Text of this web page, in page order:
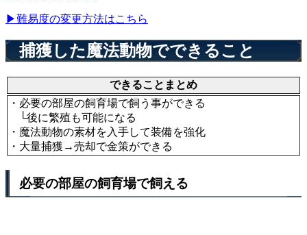
▶難易度の変更方法はこちら
捕獲した魔法動物でできること
できることまとめ
・必要の部屋の飼育場で飼う事ができる
└後に繁殖も可能になる
・魔法動物の素材を入手して装備を強化
・大量捕獲→売却で金策ができる
必要の部屋の飼育場で飼える